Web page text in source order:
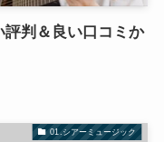
判＆良い口コミか
01.シアーミュージック